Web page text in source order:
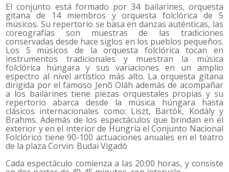
El conjunto está formado por 34 bailarines, orquesta
gitana de 14 miembros y orquesta folclórica de 5
músicos. Su repertorio se basa en danzas auténticas, las
coreografías son muestras de las tradiciones
conservadas desde hace siglos en los pueblos pequeños.
Los 5 músicos de la orquesta folclórica tocan en
instrumentos tradicionales y muestran la música
folclórica húngara y sus variaciones en un amplio
espectro al nivel artístico más alto. La orquesta gitana
dirigida por el famoso Jenõ Oláh además de acompañar
a los bailarines tiene piezas orquestales propias y su
repertorio abarca desde la música húngara hasta
clásicos internacionales como: Liszt, Bartók, Kodály y
Brahms. Además de los espectáculos que brindan en el
exterior y en el interior de Hungría el Conjunto Nacional
Folclórico tiene 90-100 actuaciones anuales en el teatro
de la plaza Corvin: Budai Vigadó
Cada espectáculo comienza a las 20:00 horas, y consiste